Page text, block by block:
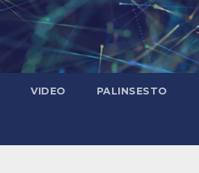
VIDEO PALINSESTO